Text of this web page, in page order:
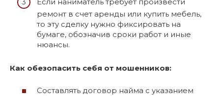
ремонт в счет аренды или купить мебель,
то эту сделку нужно фиксировать на
бумаге, обозначив сроки работ и иные
нюансы.
Как обезопасить себя от мошенников:
Составлять договор найма с указанием